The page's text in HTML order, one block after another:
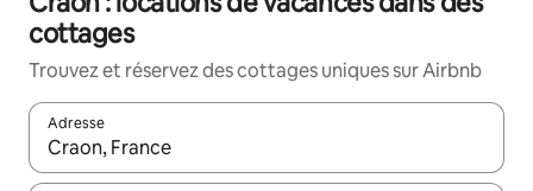
cottages
Trouvez et réservez des cottages uniques sur Airbnb
Adresse
Lorsque les résultats s'affichent, utilisez les flèches vers le